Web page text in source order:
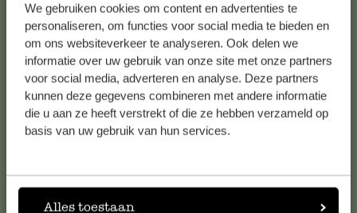
We gebruiken cookies om content en advertenties te
personaliseren, om functies voor social media te bieden en
om ons websiteverkeer te analyseren. Ook delen we
informatie over uw gebruik van onze site met onze partners
voor social media, adverteren en analyse. Deze partners
kunnen deze gegevens combineren met andere informatie
die u aan ze heeft verstrekt of die ze hebben verzameld op
basis van uw gebruik van hun services.
Alles toestaan
Kundenservice/Hilfe
Falls Sie Fragen haben oder Tipps und Hilfe brauchen, wenden
Sie sich bitte an unseren Kundenservice. Oder lesen Sie hier
die Antworten aufhäufig gestellte Fragen.
Online-Kundenservice